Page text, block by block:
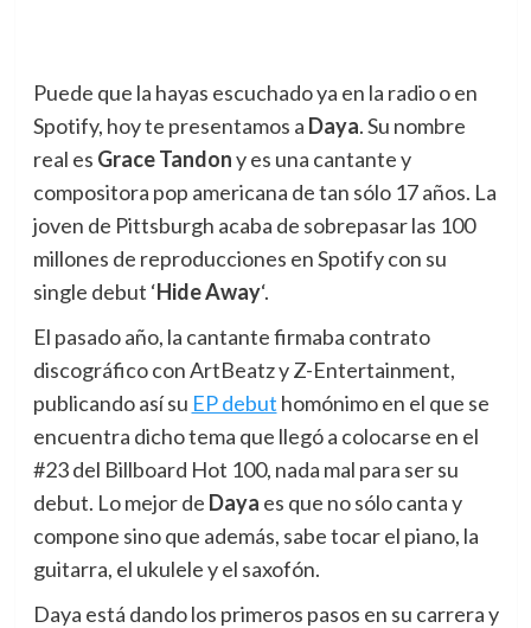
Puede que la hayas escuchado ya en la radio o en
Spotify, hoy te presentamos a Daya.Su nombre
real es Grace Tandony es una cantante y
compositora pop americana de tan sólo 17 años. La
joven de Pittsburgh acaba de sobrepasar las 100
millones de reproducciones en Spotify con su
single debut ‘Hide Away‘.
El pasado año, la cantante firmaba contrato
discográfico con ArtBeatz y Z-Entertainment,
publicando así su EP debut homónimo en el que se
encuentra dicho tema que llegó a colocarse en el
#23 del Billboard Hot 100, nada mal para ser su
debut. Lo mejor de Daya es que no sólo canta y
compone sino que además, sabe tocar el piano, la
guitarra, el ukulele y el saxofón.
Daya está dando los primeros pasos en su carrera y